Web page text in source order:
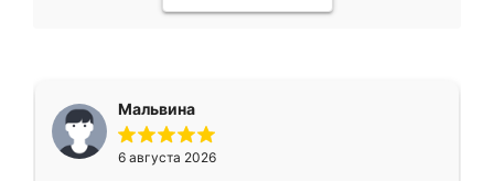
Мальвина
6 августа 2026